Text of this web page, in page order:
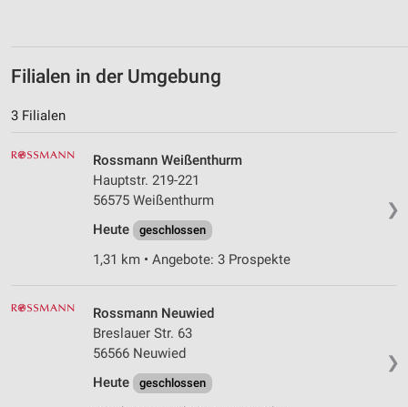
Filialen in der Umgebung
3 Filialen
❯
Rossmann Weißenthurm
Hauptstr. 219-221
56575 Weißenthurm
Heute
geschlossen
1,31 km • Angebote: 3 Prospekte
❯
Rossmann Neuwied
Breslauer Str. 63
56566 Neuwied
Heute
geschlossen